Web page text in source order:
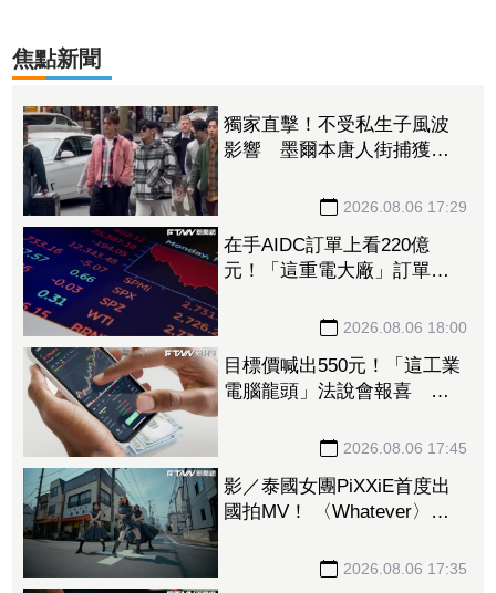
焦點新聞
獨家直擊！不受私生子風波
影響 墨爾本唐人街捕獲野
2026.08.06 17:29
在手AIDC訂單上看220億
元！「這重電大廠」訂單能
喊：產業5年熱度不減2026.08.06 18:00
目標價喊出550元！「這工業
電腦龍頭」法說會報喜 外
2026.08.06 17:45
影／泰國女團PiXXiE首度出
國拍MV！ 〈Whatever〉爆
2026.08.06 17:35